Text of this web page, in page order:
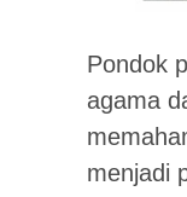
Pondok
agama
menjadi